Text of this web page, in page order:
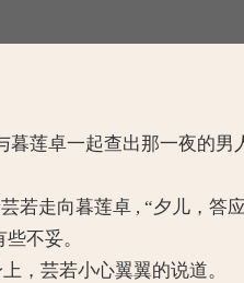
莲卓一起查出那一夜的男
走向暮莲卓 , “夕儿，答
不妥。
，芸若小心翼翼的说道。